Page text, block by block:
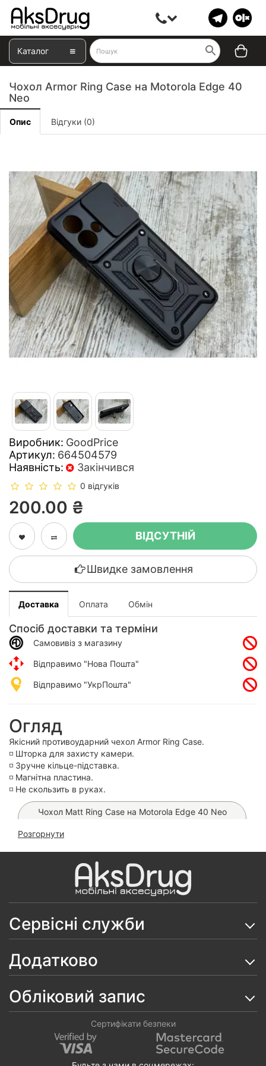
Каталог
Чохол Armor Ring Case на Motorola Edge 40
Neo
Опис Відгуки (0)
Виробник: GoodPrice
Артикул: 664504579
Наявність:
Закінчився
0 відгуків
200.00 ₴
ВІДСУТНІЙ
Швидке замовлення
Доставка Оплата Обмін
Спосіб доставки та терміни
Самовивіз з магазину
Відправимо "Нова Пошта"
Відправимо "УкрПошта"
Огляд
Якісний противоударний чехол Armor Ring Case.
◽️ Шторка для захисту камери.
◽️ Зручне кільце-підставка.
◽️ Магнітна пластина.
◽️ Не скользить в руках.
Чохол Matt Ring Case на Motorola Edge 40 Neo
Скло Mietubl на Motorola Edge 40 Neo
Чохол Silicone Case на Motorola Edge 40 Neo
Чохол Silicone Case на Motorola Edge 40 Neo
Чохол Dual Case на Motorola Edge 40 Neo
Чохол Leather Book Premium на Motorola Edge 40
Матова гідрогелева плівка Proove Lite Matte (на всі
Розгорнути
Сервісні служби
Додатково
Обліковий запис
Сертифікати безпеки